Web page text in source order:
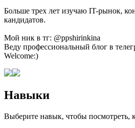
Больше трех лет изучаю IT-рынок,
кандидатов.
Мой ник в тг: @ppshirinkina
Веду профессиональный блог в
Welcome:)
Навыки
Выберите навык, чтобы посмотреть,